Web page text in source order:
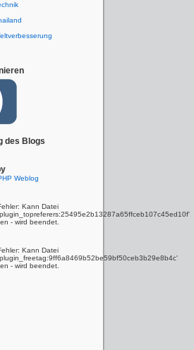
des Blogs
Weblog
Kann Datei
- wird beendet.
Kann Datei
- wird beendet.